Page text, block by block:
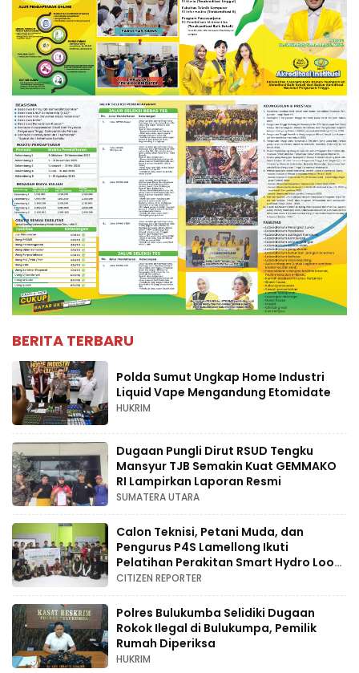
BERITA TERBARU
Polda Sumut Ungkap Home Industri
Liquid Vape Mengandung Etomidate
HUKRIM
Dugaan Pungli Dirut RSUD Tengku
Mansyur TJB Semakin Kuat GEMMAKO
RI Lampirkan Laporan Resmi
SUMATERA UTARA
Calon Teknisi, Petani Muda, dan
Pengurus P4S Lamellong Ikuti
Pelatihan Perakitan Smart Hydro Loop
di Desa Kajaolaliddong
CITIZEN REPORTER
Polres Bulukumba Selidiki Dugaan
Rokok Ilegal di Bulukumpa, Pemilik
Rumah Diperiksa
HUKRIM